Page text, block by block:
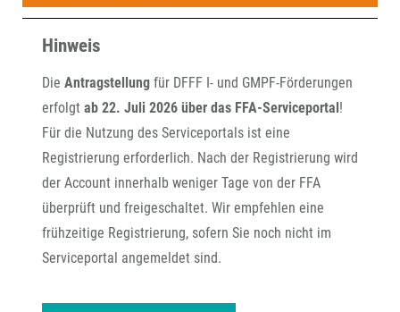
Hinweis
Die Antragstellung für DFFF I- und GMPF-Förderungen
erfolgt ab 22. Juli 2026 über das FFA-Serviceportal !
Für die Nutzung des Serviceportals ist eine
Registrierung erforderlich. Nach der Registrierung wird
der Account innerhalb weniger Tage von der FFA
überprüft und freigeschaltet. Wir empfehlen eine
frühzeitige Registrierung, sofern Sie noch nicht im
Serviceportal angemeldet sind.